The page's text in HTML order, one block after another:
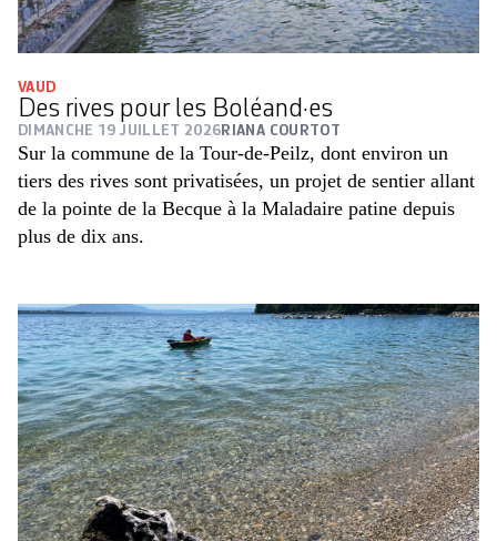
VAUD
Des rives pour les Boléand·es
DIMANCHE 19 JUILLET 2026 RIANA COURTOT
Sur la commune de la Tour-de-Peilz, dont environ un
tiers des rives sont privatisées, un projet de sentier allant
de la pointe de la Becque à la Maladaire patine depuis
plus de dix ans.